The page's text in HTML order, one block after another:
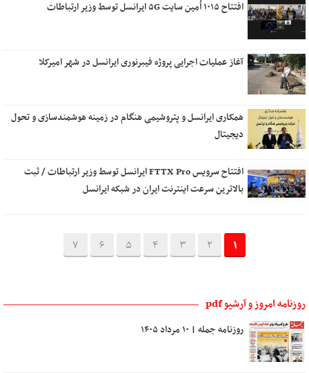
افتتاح ۱۰۱۵ اُمین سایت ۵G ایرانسل توسط وزیر ارتباطات
آغاز عملیات اجرایی پروژه فیبرنوری ایرانسل در شهر امیرکلا
همکاری ایرانسل و پتروشیمی هنگام در زمینه هوشمندسازی و تحول
دیجیتال
افتتاح سرویس FTTX Pro ایرانسل توسط وزیر ارتباطات / ثبت
بالاترین سرعت اینترنت ایران در شبکه ایرانسل
1
2
3
4
5
6
7
روزنامه امروز و آرشیو pdf
روزنامه جمله | ۱۰ مرداد ۱۴۰۵